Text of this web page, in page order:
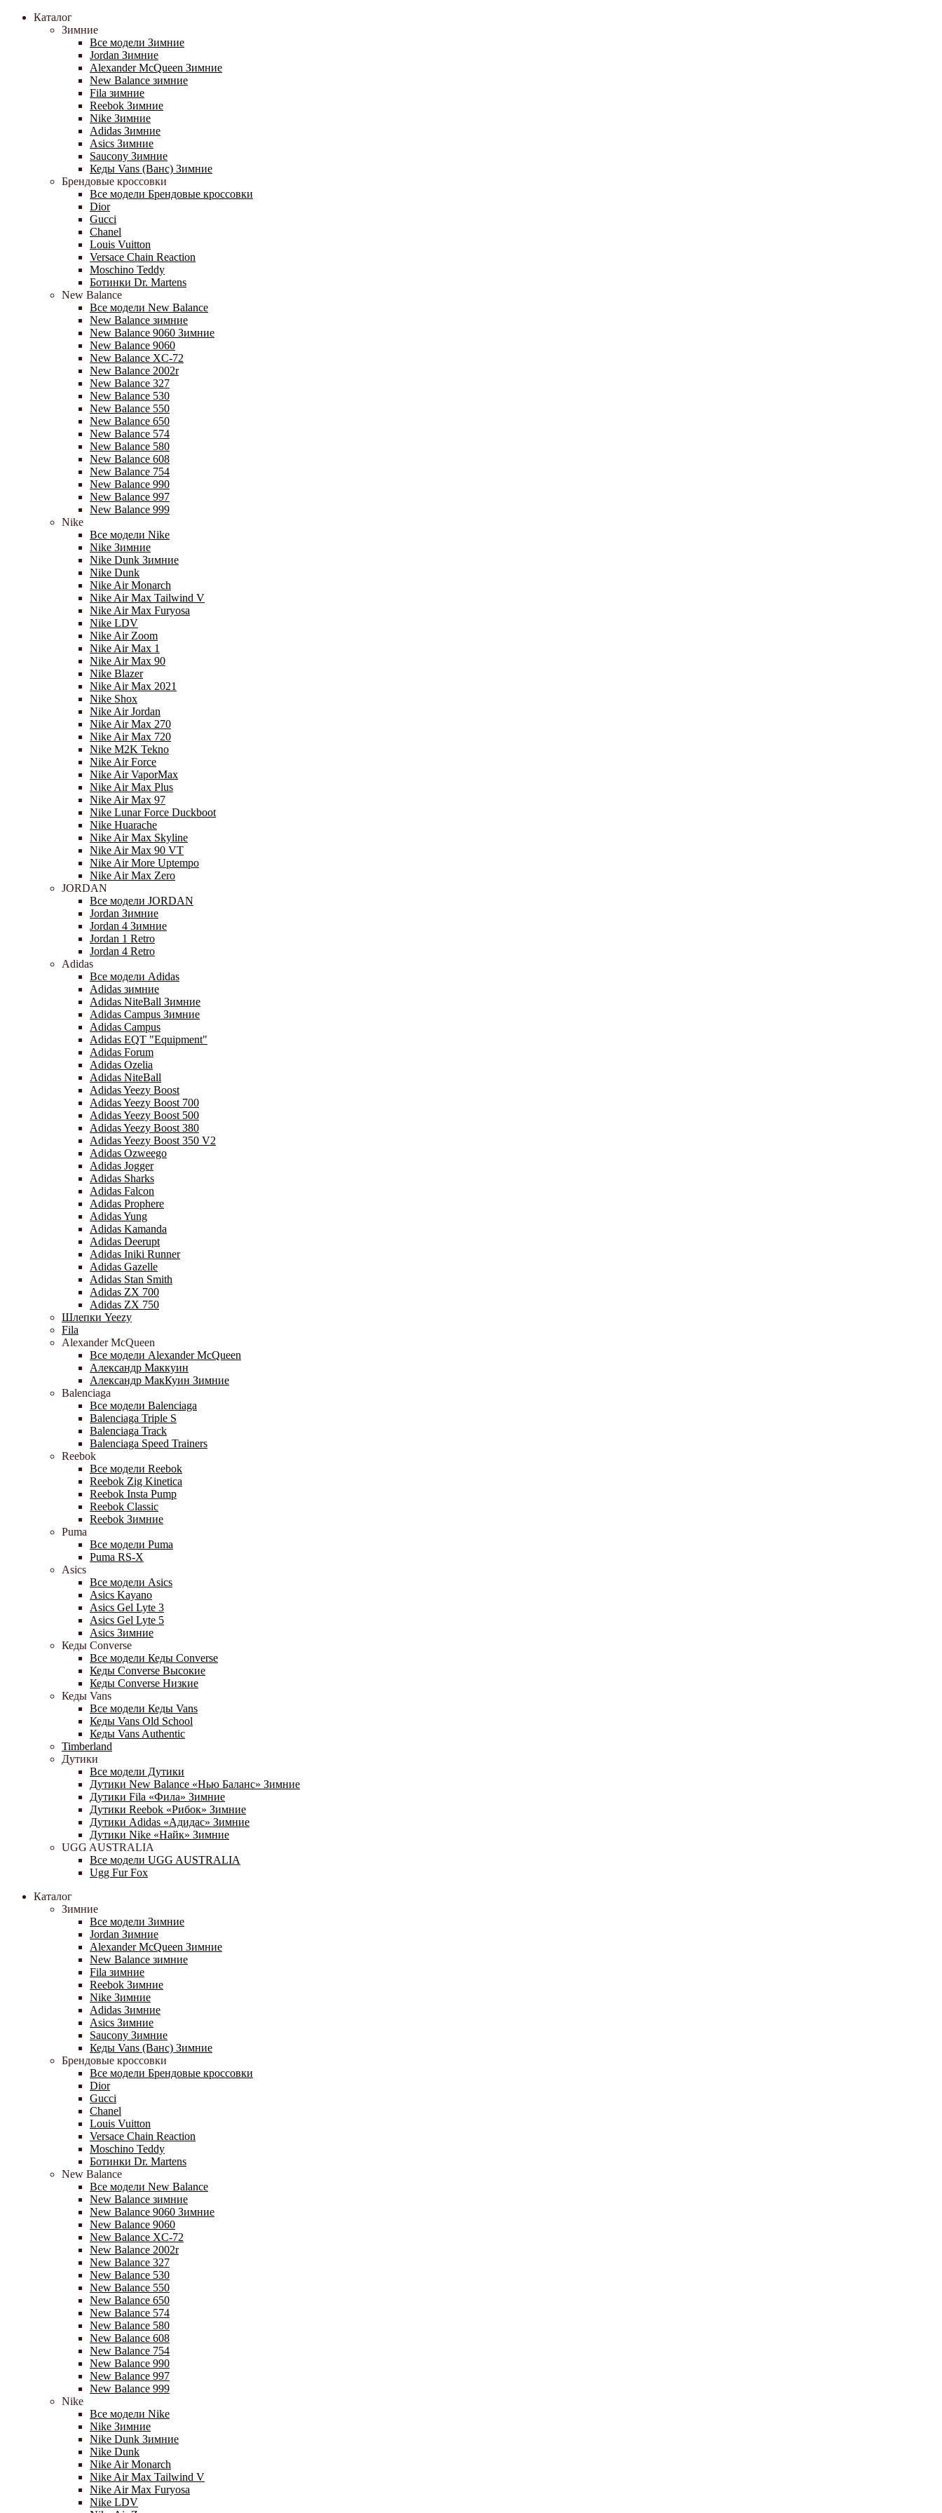
Каталог
Зимние
Все модели Зимние
Jordan Зимние
Alexander McQueen Зимние
New Balance зимние
Fila зимние
Reebok Зимние
Nike Зимние
Adidas Зимние
Asics Зимние
Saucony Зимние
Кеды Vans (Ванс) Зимние
Брендовые кроссовки
Все модели Брендовые кроссовки
Dior
Gucci
Chanel
Louis Vuitton
Versace Chain Reaction
Moschino Teddy
Ботинки Dr. Martens
New Balance
Все модели New Balance
New Balance зимние
New Balance 9060 Зимние
New Balance 9060
New Balance XC-72
New Balance 2002r
New Balance 327
New Balance 530
New Balance 550
New Balance 650
New Balance 574
New Balance 580
New Balance 608
New Balance 754
New Balance 990
New Balance 997
New Balance 999
Nike
Все модели Nike
Nike Зимние
Nike Dunk Зимние
Nike Dunk
Nike Air Monarch
Nike Air Max Tailwind V
Nike Air Max Furyosa
Nike LDV
Nike Air Zoom
Nike Air Max 1
Nike Air Max 90
Nike Blazer
Nike Air Max 2021
Nike Shox
Nike Air Jordan
Nike Air Max 270
Nike Air Max 720
Nike M2K Tekno
Nike Air Force
Nike Air VaporMax
Nike Air Max Plus
Nike Air Max 97
Nike Lunar Force Duckboot
Nike Huarache
Nike Air Max Skyline
Nike Air Max 90 VT
Nike Air More Uptempo
Nike Air Max Zero
JORDAN
Все модели JORDAN
Jordan Зимние
Jordan 4 Зимние
Jordan 1 Retro
Jordan 4 Retro
Adidas
Все модели Adidas
Adidas зимние
Adidas NiteBall Зимние
Adidas Campus Зимние
Adidas Campus
Adidas EQT "Equipment"
Adidas Forum
Adidas Ozelia
Adidas NiteBall
Adidas Yeezy Boost
Adidas Yeezy Boost 700
Adidas Yeezy Boost 500
Adidas Yeezy Boost 380
Adidas Yeezy Boost 350 V2
Adidas Ozweego
Adidas Jogger
Adidas Sharks
Adidas Falcon
Adidas Prophere
Adidas Yung
Adidas Kamanda
Adidas Deerupt
Adidas Iniki Runner
Adidas Gazelle
Adidas Stan Smith
Adidas ZX 700
Adidas ZX 750
Шлепки Yeezy
Fila
Alexander McQueen
Все модели Alexander McQueen
Александр Маккуин
Александр МакКуин Зимние
Balenciaga
Все модели Balenciaga
Balenciaga Triple S
Balenciaga Track
Balenciaga Speed Trainers
Reebok
Все модели Reebok
Reebok Zig Kinetica
Reebok Insta Pump
Reebok Classic
Reebok Зимние
Puma
Все модели Puma
Puma RS-X
Asics
Все модели Asics
Asics Kayano
Asics Gel Lyte 3
Asics Gel Lyte 5
Asics Зимние
Кеды Converse
Все модели Кеды Converse
Кеды Converse Высокие
Кеды Converse Низкие
Кеды Vans
Все модели Кеды Vans
Кеды Vans Old School
Кеды Vans Authentic
Timberland
Дутики
Все модели Дутики
Дутики New Balance «Нью Баланс» Зимние
Дутики Fila «Фила» Зимние
Дутики Reebok «Рибок» Зимние
Дутики Adidas «Адидас» Зимние
Дутики Nike «Найк» Зимние
UGG AUSTRALIA
Все модели UGG AUSTRALIA
Ugg Fur Fox
Каталог
Зимние
Все модели Зимние
Jordan Зимние
Alexander McQueen Зимние
New Balance зимние
Fila зимние
Reebok Зимние
Nike Зимние
Adidas Зимние
Asics Зимние
Saucony Зимние
Кеды Vans (Ванс) Зимние
Брендовые кроссовки
Все модели Брендовые кроссовки
Dior
Gucci
Chanel
Louis Vuitton
Versace Chain Reaction
Moschino Teddy
Ботинки Dr. Martens
New Balance
Все модели New Balance
New Balance зимние
New Balance 9060 Зимние
New Balance 9060
New Balance XC-72
New Balance 2002r
New Balance 327
New Balance 530
New Balance 550
New Balance 650
New Balance 574
New Balance 580
New Balance 608
New Balance 754
New Balance 990
New Balance 997
New Balance 999
Nike
Все модели Nike
Nike Зимние
Nike Dunk Зимние
Nike Dunk
Nike Air Monarch
Nike Air Max Tailwind V
Nike Air Max Furyosa
Nike LDV